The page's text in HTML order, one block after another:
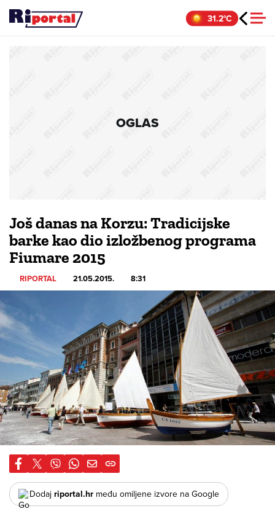
Skip
31.2°C
OGLAS
Još danas na Korzu: Tradicijske
barke kao dio izložbenog programa
Fiumare 2015
RIPORTAL 21.05.2015. 8:31
Dodaj riportal.hr među omiljene izvore na Google